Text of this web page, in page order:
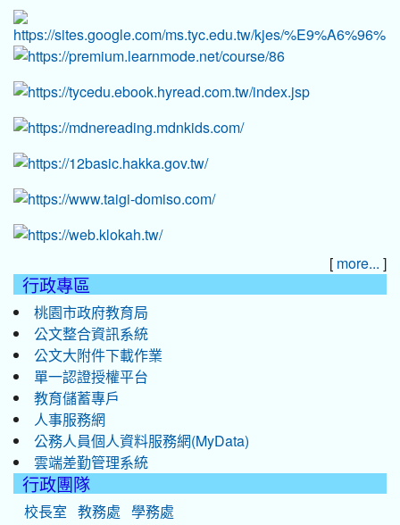
[ more... ]
行政專區
桃園市政府教育局
公文整合資訊系統
公文大附件下載作業
單一認證授權平台
教育儲蓄專戶
人事服務網
公務人員個人資料服務網(MyData)
雲端差勤管理系統
行政團隊
校長室 教務處
學務處